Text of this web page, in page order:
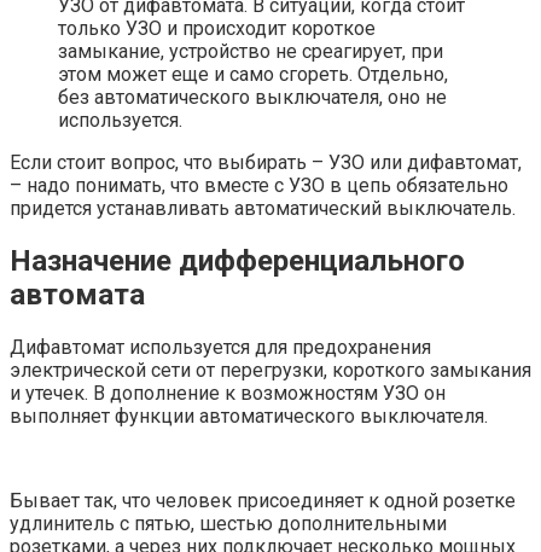
УЗО от дифавтомата. В ситуации, когда стоит
только УЗО и происходит короткое
замыкание, устройство не среагирует, при
этом может еще и само сгореть. Отдельно,
без автоматического выключателя, оно не
используется.
Если стоит вопрос, что выбирать – УЗО или дифавтомат,
– надо понимать, что вместе с УЗО в цепь обязательно
придется устанавливать автоматический выключатель.
Назначение дифференциального
автомата
Дифавтомат используется для предохранения
электрической сети от перегрузки, короткого замыкания
и утечек. В дополнение к возможностям УЗО он
выполняет функции автоматического выключателя.
Бывает так, что человек присоединяет к одной розетке
удлинитель с пятью, шестью дополнительными
розетками, а через них подключает несколько мощных